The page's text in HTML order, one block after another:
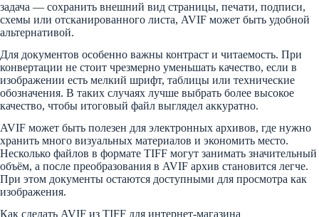
задача — сохранить внешний вид страницы, печати, подписи,
схемы или отсканированного листа, AVIF может быть удобной
альтернативой.
Для документов особенно важны контраст и читаемость. При
конвертации не стоит чрезмерно уменьшать качество, если в
изображении есть мелкий шрифт, таблицы или технические
обозначения. В таких случаях лучше выбрать более высокое
качество, чтобы итоговый файл выглядел аккуратно.
AVIF может быть полезен для электронных архивов, где нужно
хранить много визуальных материалов и экономить место.
Несколько файлов в формате TIFF могут занимать значительный
объём, а после преобразования в AVIF архив становится легче.
При этом документы остаются доступными для просмотра как
изображения.
Как сделать AVIF из TIFF для интернет-магазина